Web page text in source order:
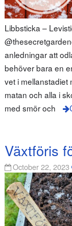
Libbsticka –
anledningar att
behöver bara en
vet i mellanstadiet
matan och alla i
med smör och
Växtföris
October 22, 2023